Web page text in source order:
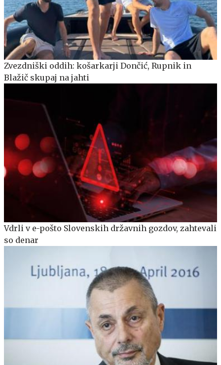
Zvezdniški oddih: košarkarji Dončić, Rupnik in
Blažič skupaj na jahti
Vdrli v e-pošto Slovenskih državnih gozdov, zahtevali
so denar